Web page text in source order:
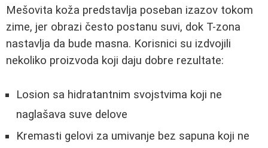
Mešovita koža predstavlja poseban izazov tokom
zime, jer obrazi često postanu suvi, dok T-zona
nastavlja da bude masna. Korisnici su izdvojili
nekoliko proizvoda koji daju dobre rezultate:
Losion sa hidratantnim svojstvima koji ne
naglašava suve delove
Kremasti gelovi za umivanje bez sapuna koji ne